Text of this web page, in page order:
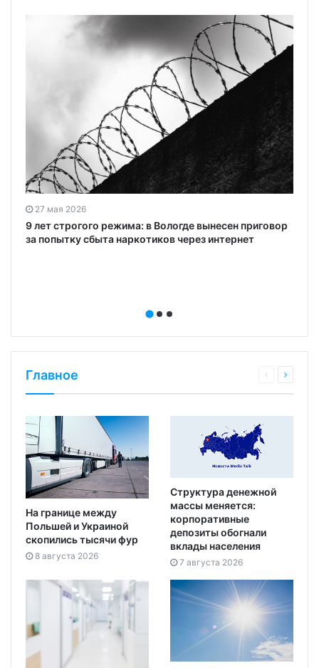
27 мая 2026
9 лет строгого режима: в Вологде вынесен приговор
за попытку сбыта наркотиков через интернет
Главное
На границе между
Польшей и Украиной
скопились тысячи фур
8 августа 2026
Структура денежной
массы меняется:
корпоративные
депозиты обогнали
вклады населения
7 августа 2026